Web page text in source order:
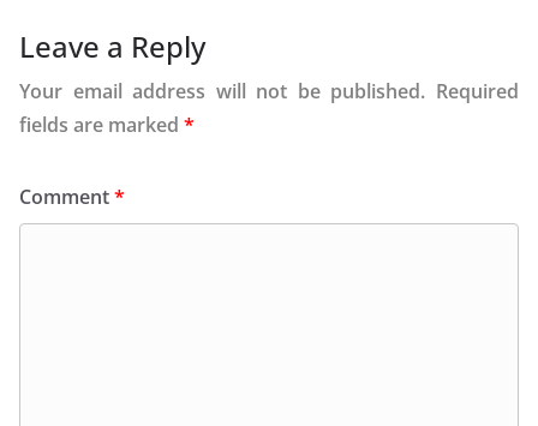
Leave a Reply
Your email address will not be published. Required
fields are marked *
Comment*